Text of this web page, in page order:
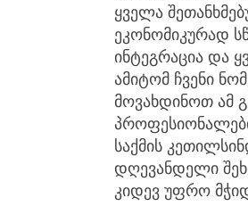
ყველა
ეკონომიკურად
ინტეგრაცია და
ამიტომ ჩვენი
მოვახდინოთ ამ
საქმის
დღევანდელი
კიდევ უფრო